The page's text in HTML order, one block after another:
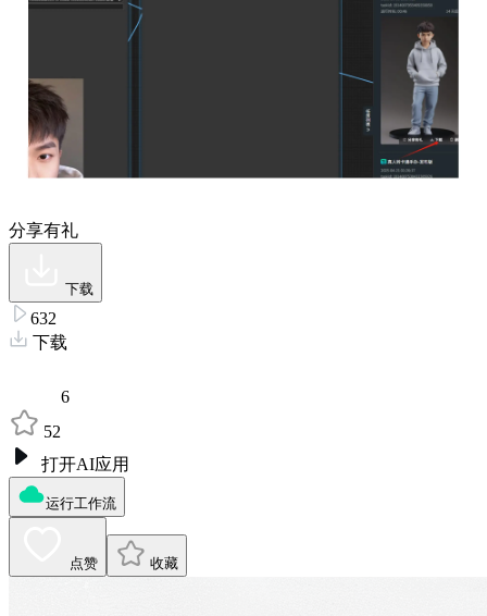
分享有礼
下载
632
下载
6
52
打开AI应用
运行工作流
点赞 收藏